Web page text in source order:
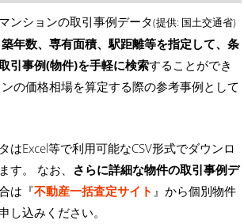
ンションの取引事例データ(提供: 国土交通省)
築年数、専有面積、駅距離等を指定して、条
引事例(物件)を手軽に検索することができ
の価格相場を算定する際の参考事例として
はExcel等で利用可能なCSV形式でダウンロ
す。 なお、 さらに詳細な物件の取引事例デ
は『不動産一括査定サイト 』から個別物件
し込みください。